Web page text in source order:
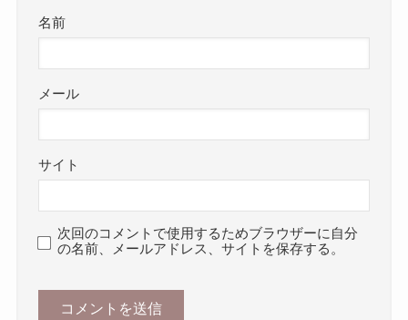
名前
メール
サイト
次回のコメントで使用するためブラウザーに自分
の名前、メールアドレス、サイトを保存する。